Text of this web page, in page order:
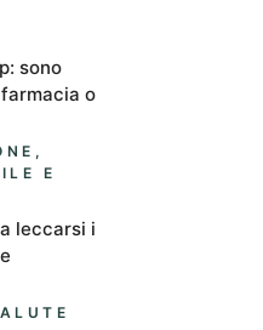
sono
o
,
E
leccarsi i